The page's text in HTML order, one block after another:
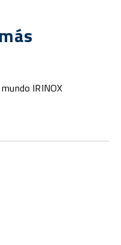
IRINOX